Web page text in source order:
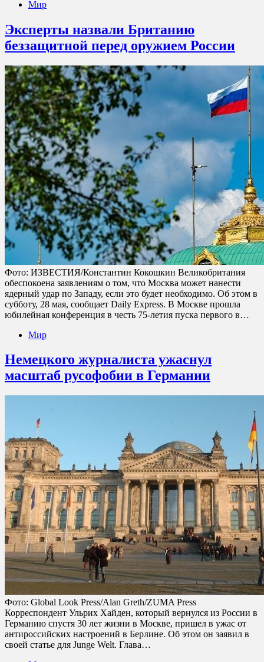
Мир
Эксперты назвали Британию
беззащитной перед оружием России
Фото: ИЗВЕСТИЯ/Константин Кокошкин Великобритания
обеспокоена заявлениям о том, что Москва может нанести
ядерный удар по Западу, если это будет необходимо. Об этом в
субботу, 28 мая, сообщает Daily Express. В Москве прошла
юбилейная конференция в честь 75-летия пуска первого в…
Мир
Немецкого журналиста ужаснул
масштаб русофобии в Германии
Фото: Global Look Press/Alan Greth/ZUMA Press
Корреспондент Ульрих Хайден, который вернулся из России в
Германию спустя 30 лет жизни в Москве, пришел в ужас от
антироссийских настроений в Берлине. Об этом он заявил в
своей статье для Junge Welt. Глава…